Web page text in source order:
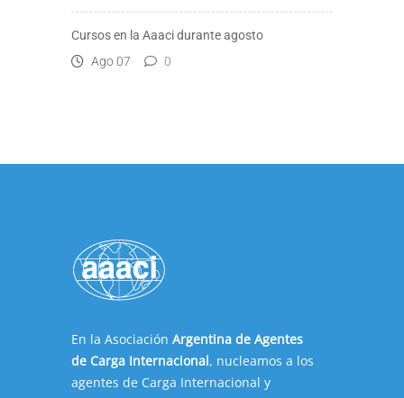
Cursos en la Aaaci durante agosto
Ago 07
0
En la Asociación Argentina de Agentes
de Carga Internacional, nucleamos a los
agentes de Carga Internacional y